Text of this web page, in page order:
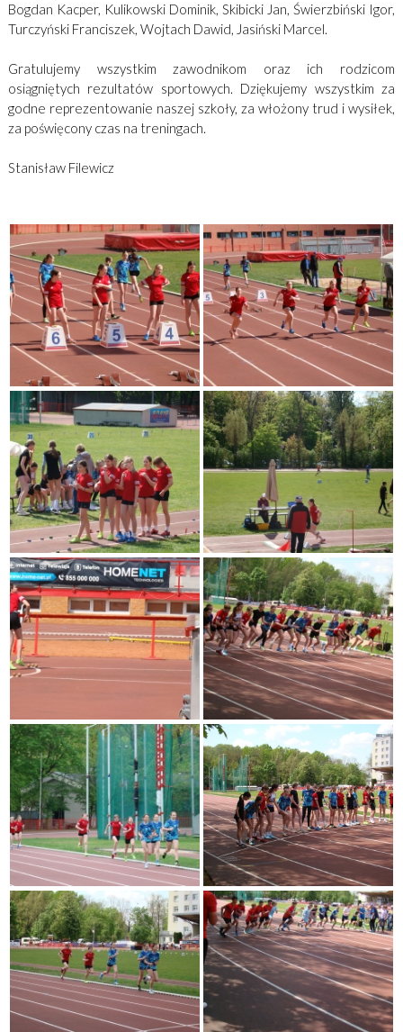
Bogdan Kacper, Kulikowski Dominik, Skibicki Jan, Świerzbiński Igor,
Turczyński Franciszek, Wojtach Dawid, Jasiński Marcel.
Gratulujemy wszystkim zawodnikom oraz ich rodzicom
osiągniętych rezultatów sportowych. Dziękujemy wszystkim za
godne reprezentowanie naszej szkoły, za włożony trud i wysiłek,
za poświęcony czas na treningach.
Stanisław Filewicz